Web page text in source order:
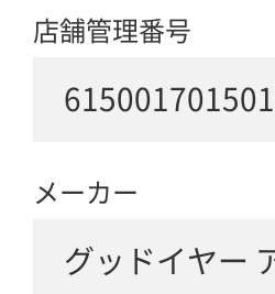
店舗管理番号
メーカー
グッドイヤ